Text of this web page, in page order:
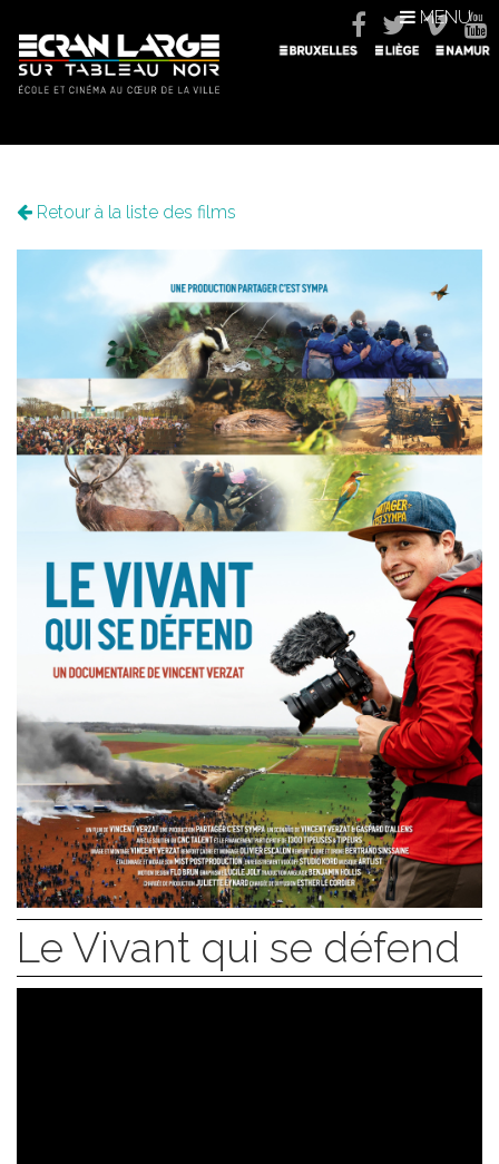
MENU
Retour à la liste des films
Le Vivant qui se défend